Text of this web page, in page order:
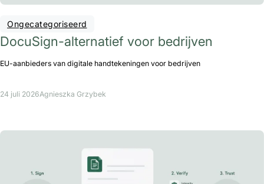
Ongecategoriseerd
DocuSign-alternatief voor bedrijven
EU-aanbieders van digitale handtekeningen voor bedrijven
24 juli 2026Agnieszka Grzybek